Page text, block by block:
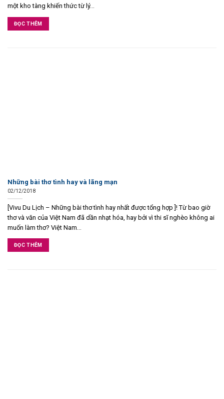
một kho tàng khiến thức từ lý...
ĐỌC THÊM
Những bài thơ tình hay và lãng mạn
02/12/2018
[Vivu Du Lịch – Những bài thơ tình hay nhất được tổng hợp ]! Từ bao giờ
thơ và văn của Việt Nam đã dần nhạt hóa, hay bởi vì thi sĩ nghèo không ai
muốn làm thơ? Việt Nam...
ĐỌC THÊM